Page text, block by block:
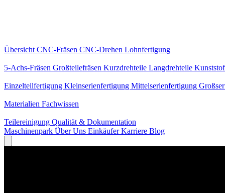
Übersicht CNC-Fräsen CNC-Drehen Lohnfertigung
5-Achs-Fräsen Großteilefräsen Kurzdrehteile Langdrehteile
Einzelteilfertigung Kleinserienfertigung Mittelserienfertigung
Materialien Fachwissen
Teilereinigung Qualität & Dokumentation
Maschinenpark Über Uns EinkäuferKarriere Blog